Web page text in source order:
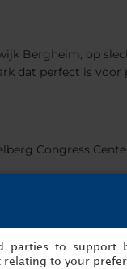
Bergheim, op
dat perfect is voor
Congress
van de
familiekamers en
to support
to your